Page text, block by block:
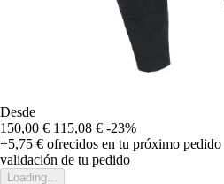
Desde
150,00 € 115,08 € -23%
+5,75 € ofrecidos en tu próximo pedido
validación de tu pedido
Loading...